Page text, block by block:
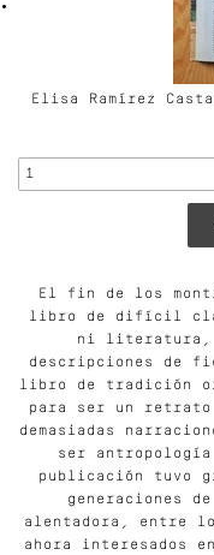
El fin de los
libro de difícil
ni literatura,
descripciones de
libro de tradición
para ser un
demasiadas
ser
publicación tuvo
generaciones
alentadora, entre
ahora interesados